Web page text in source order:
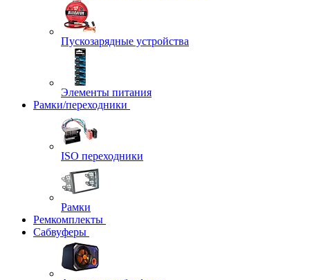
Пускозарядные устройства
Элементы питания
Рамки/переходники
ISO переходники
Рамки
Ремкомплекты
Сабвуферы